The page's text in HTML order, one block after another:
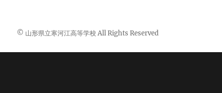
© 山形県立寒河江高等学校 All Rights Reserved